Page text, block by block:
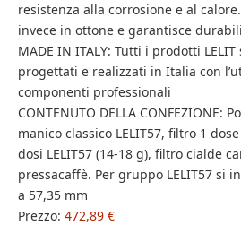
resistenza alla corrosione e al
invece in ottone e garantisce
MADE IN ITALY: Tutti i prodotti
progettati e realizzati in Italia con
componenti professionali
CONTENUTO DELLA CONFEZIONE:
manico classico LELIT57, filtro 1
dosi LELIT57 (14-18 g), filtro cialde
pressacaffè. Per gruppo LELIT57 si
a 57,35 mm
Prezzo: 472,89 €